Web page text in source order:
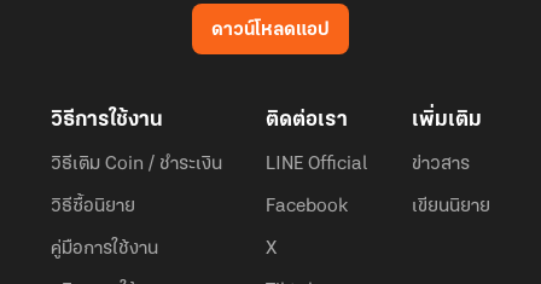
ดาวน์โหลดแอป
วิธีการใช้งาน
วิธีเติม Coin / ชำระเงิน
วิธีซื้อนิยาย
คู่มือการใช้งาน
ติดต่อเรา
LINE Official
Facebook
X
เพิ่มเติม
ข่าวสาร
เขียนนิยาย